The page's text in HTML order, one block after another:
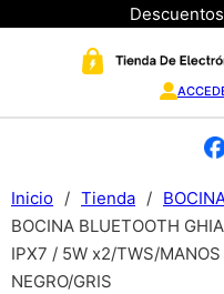
Inicio / Tienda /
BOCINA BLUETOOTH
IPX7 / 5W x2/TWS/MANOS
NEGRO/GRIS